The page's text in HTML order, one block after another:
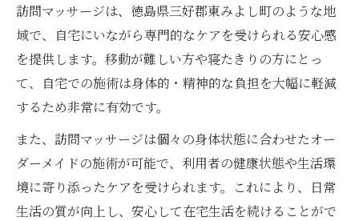
理由
訪問マッサージと他サービスの違いを比較
日常動作の維持に訪問マッサージが有効
訪問マッサージが叶える地域密着のケア
寝たきりの悩みに対応した訪問マッサージの価
寝たきり予防に訪問マッサージが果たす役
割
訪問マッサージは、徳島県三好郡東みよし町のような地
域で、自宅にいながら専門的なケアを受けられる安心感
を提供します。移動が難しい方や寝たきりの方にとっ
て、自宅での施術は身体的・精神的な負担を大幅に軽減
するため非常に有効です。
また、訪問マッサージは個々の身体状態に合わせたオー
ダーメイドの施術が可能で、利用者の健康状態や生活環
境に寄り添ったケアを受けられます。これにより、日常
生活の質が向上し、安心して在宅生活を続けることがで